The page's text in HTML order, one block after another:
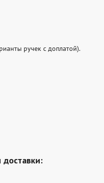
ручек с доплатой).
доставки: